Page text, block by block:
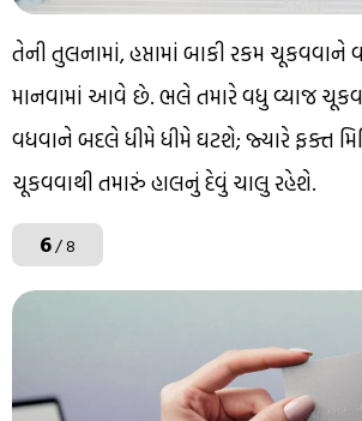
તેની તુલનામાં, હપ્તામાં બાકી રકમ
માનવામાં આવે છે. ભલે તમારે વધુ વ્યાજ
વધવાને બદલે ધીમે ધીમે ઘટશે; જ્યારે ફક્ત
ચૂકવવાથી તમારું હાલનું દેવું ચાલુ રહેશે.
6/ 8